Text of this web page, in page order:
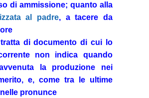
di ammissione; quanto alla
al padre, a tacere da
di documento di cui lo
non indica quando
la produzione nei
e, come tra le ultime
pronunce